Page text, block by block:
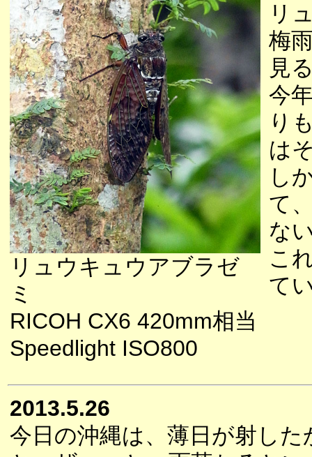
リュウキュウアブラゼ
ミ
RICOH CX6 420mm相当
Speedlight ISO800
リ
梅
見
今
り
は
し
て
な
こ
て
2013.5.26
今日の沖縄は、薄日が射した